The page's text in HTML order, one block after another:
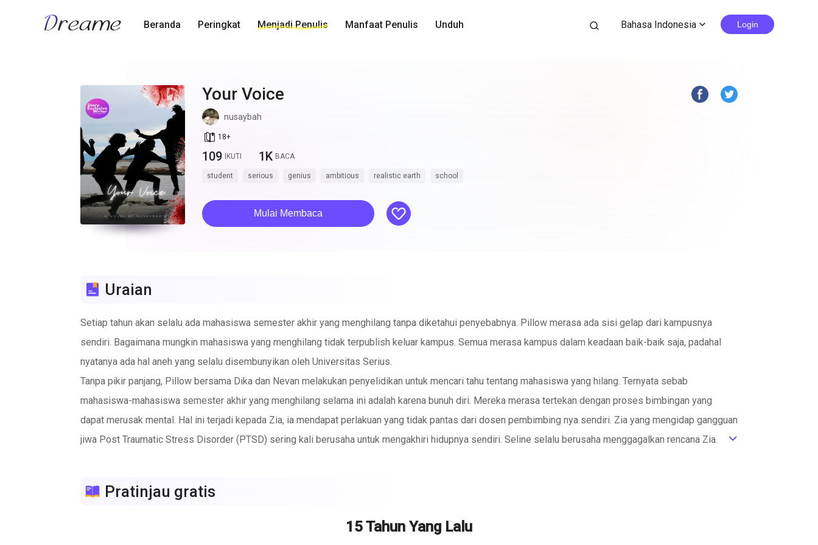
Beranda Peringkat Menjadi Penulis Manfaat Penulis Unduh search Bahasa Indonesia expand_more Login
Your Voice
nusaybah
book_age 18+
109 IKUTI 1K BACA
student serious genius ambitious realistic earth school
Mulai Membaca like
Uraian
Setiap tahun akan selalu ada mahasiswa semester akhir yang menghilang tanpa diketahui penyebabnya. Pillow merasa ada sisi gelap dari kampusnya
sendiri. Bagaimana mungkin mahasiswa yang menghilang tidak terpublish keluar kampus. Semua merasa kampus dalam keadaan baik-baik saja, padahal
nyatanya ada hal aneh yang selalu disembunyikan oleh Universitas Serius.
Tanpa pikir panjang, Pillow bersama Dika dan Nevan melakukan penyelidikan untuk mencari tahu tentang mahasiswa yang hilang. Ternyata sebab
mahasiswa-mahasiswa semester akhir yang menghilang selama ini adalah karena bunuh diri. Mereka merasa tertekan dengan proses bimbingan yang
dapat merusak mental. Hal ini terjadi kepada Zia, ia mendapat perlakuan yang tidak pantas dari dosen pembimbing nya sendiri. Zia yang mengidap gangguan
jiwa Post Traumatic Stress Disorder (PTSD) sering kali berusaha untuk mengakhiri hidupnya sendiri. Seline selalu berusaha menggagalkan rencana Zia.
macam teror terjadi, atau mereka memilih diam agar aman?
ic_default
Pratinjau gratis
15 Tahun Yang Lalu